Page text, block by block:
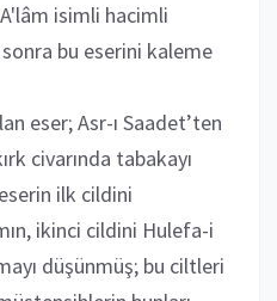
isimli hacimli
bu eserini kaleme
eser; Asr-ı Saadet’ten
civarında tabakayı
ilk cildini
ikinci cildini Hulefa-i
düşünmüş; bu ciltleri